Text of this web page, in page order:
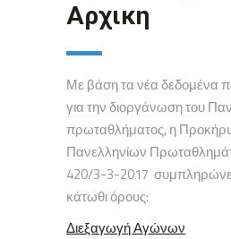
Αρχικη
Με βάση τα νέα δεδομένα
για την διοργάνωση του
πρωταθλήματος, η
Πανελληνίων
420/3-3-2017
κάτωθι όρους:
Διεξαγωγή Αγώνων